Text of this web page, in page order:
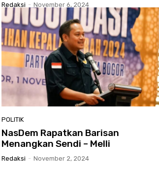
Redaksi - November 6, 2024
POLITIK
NasDem Rapatkan Barisan
Menangkan Sendi – Melli
Redaksi - November 2, 2024